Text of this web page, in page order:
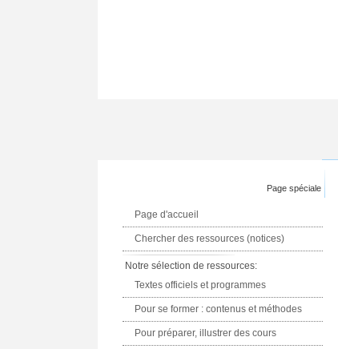
Page spéciale
Page d'accueil
Chercher des ressources (notices)
Notre sélection de ressources:
Textes officiels et programmes
Pour se former : contenus et méthodes
Pour préparer, illustrer des cours